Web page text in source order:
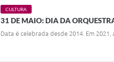
CULTURA
31 DE MAIO: DIA DA
Data é celebrada desde 2014. Em